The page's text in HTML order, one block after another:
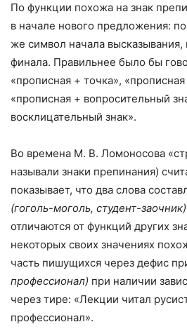
По функции похожа на знак
в начале нового предложения:
же символ начала высказывания,
финала. Правильнее было бы
«прописная + точка»,
«прописная + вопросительный
восклицательный знак».
Во времена М. В. Ломоносова
называли знаки препинания)
показывает, что два слова
(гоголь-моголь, студент-заочник)
отличаются от функций других
некоторых своих значениях
часть пишущихся через дефис
профессионал) при наличии
через тире: «Лекции читал
профессионал».